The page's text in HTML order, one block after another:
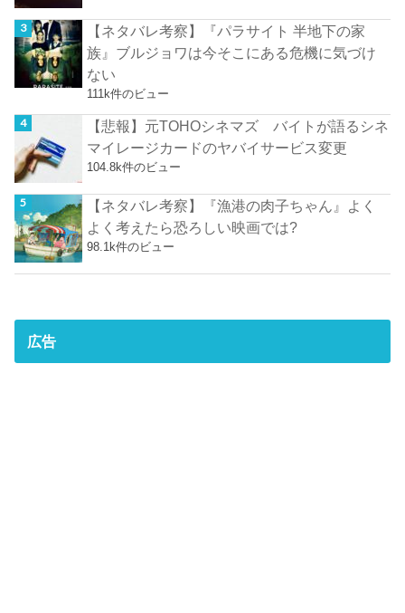
【ネタバレ考察】『パラサイト 半地下の家
族』ブルジョワは今そこにある危機に気づけ
ない
111k件のビュー
【悲報】元TOHOシネマズ バイトが語るシネ
マイレージカードのヤバイサービス変更
104.8k件のビュー
【ネタバレ考察】『漁港の肉子ちゃん』よく
よく考えたら恐ろしい映画では?
98.1k件のビュー
広告